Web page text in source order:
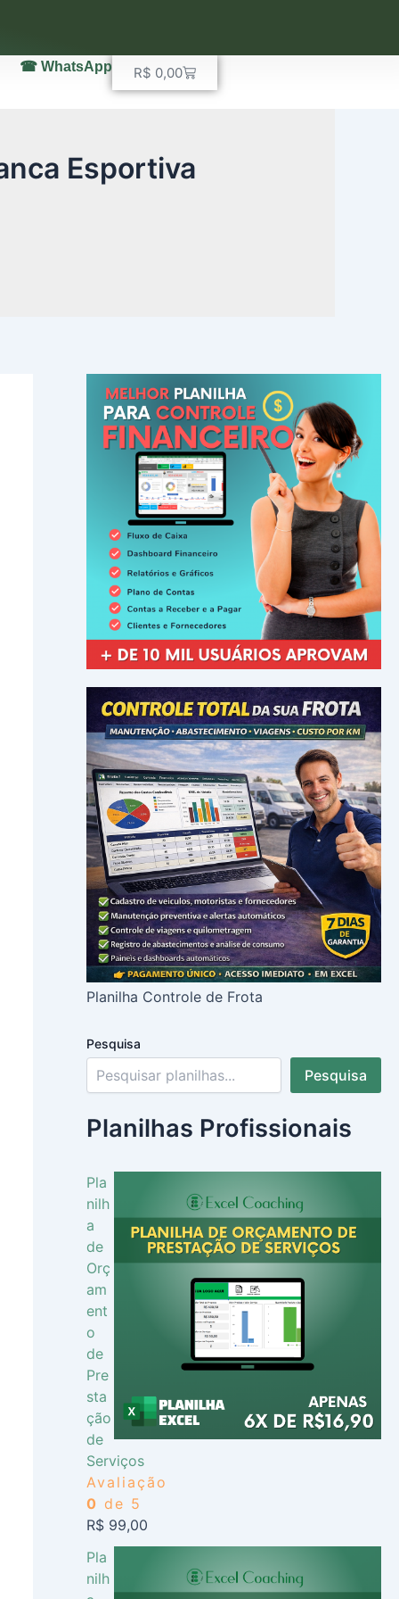
☎ WhatsApp R$ 0,00Carrinho
Esportiva
Planilha Controle de Frota
Pesquisa
Pesquisa
Planilhas Profissionais
Pla
nilh
a
de
Orç
am
ent
o
de
Pre
sta
ção
de
Serviços
Avaliação
0 de 5
R$99,00
Pla
nilh